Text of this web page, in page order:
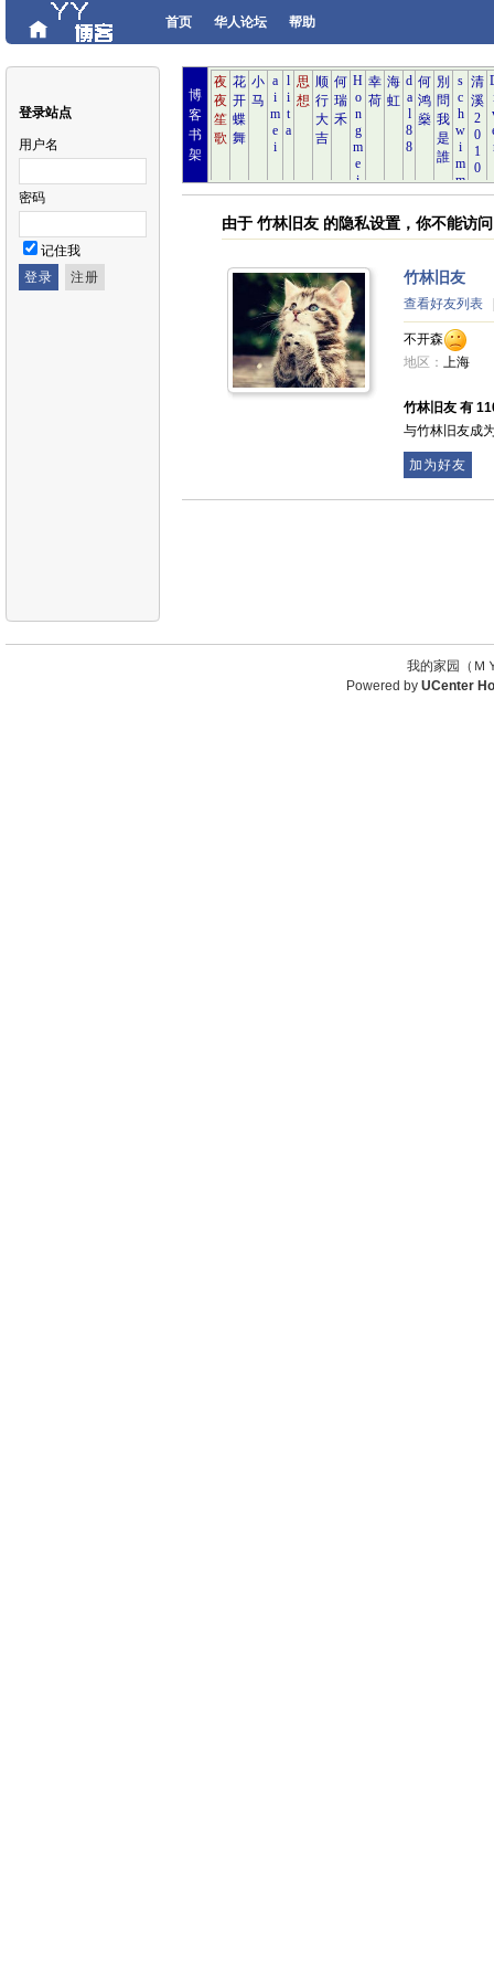
首页 华人论坛 帮助
登录站点
用户名
密码
记住我
博
客
书
架
由于 竹林旧友 的隐私设置，你不能访
竹林旧友
查看好友列表
不开森
地区： 上海
竹林旧友 有
与竹林旧友成
加为好友
我的家园（
Powered by UCenter